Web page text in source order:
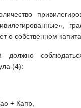
собственном
должно
(4):
= Као +